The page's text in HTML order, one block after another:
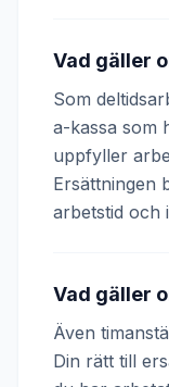
Vad gäller
Som
a-kassa som
uppfyller
Ersättningen
arbetstid och
Vad gäller
Även
Din rätt till